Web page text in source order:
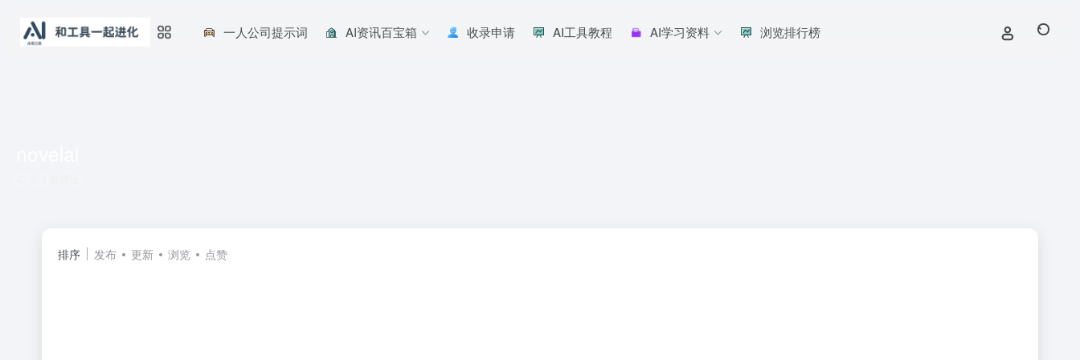
一人公司提示词 AI资讯百宝箱 收录申请 AI工具教程 AI学习资料 浏览排行榜
排序 发布 更新 浏览 点赞